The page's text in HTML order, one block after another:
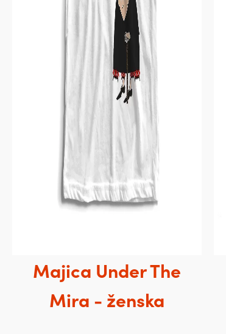
Majica Under The
Mira - ženska